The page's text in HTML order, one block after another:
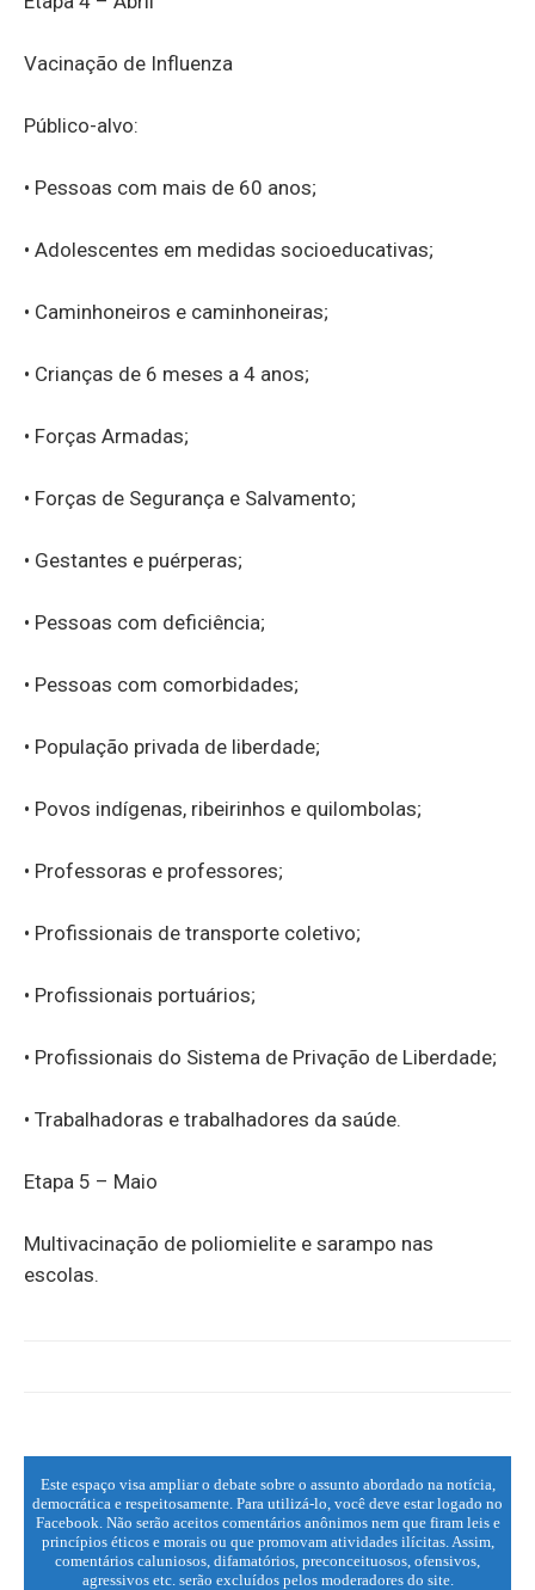
Vacinação de Influenza
Público-alvo:
• Pessoas com mais de 60 anos;
• Adolescentes em medidas socioeducativas;
• Caminhoneiros e caminhoneiras;
• Crianças de 6 meses a 4 anos;
• Forças Armadas;
• Forças de Segurança e Salvamento;
• Gestantes e puérperas;
• Pessoas com deficiência;
• Pessoas com comorbidades;
• População privada de liberdade;
• Povos indígenas, ribeirinhos e quilombolas;
• Professoras e professores;
• Profissionais de transporte coletivo;
• Profissionais portuários;
• Profissionais do Sistema de Privação de Liberdade;
• Trabalhadoras e trabalhadores da saúde.
Etapa 5 – Maio
Multivacinação de poliomielite e sarampo nas
escolas.
Este espaço visa ampliar o debate sobre o assunto abordado na notícia,
democrática e respeitosamente. Para utilizá-lo, você deve estar logado no
Facebook. Não serão aceitos comentários anônimos nem que firam leis e
princípios éticos e morais ou que promovam atividades ilícitas. Assim,
comentários caluniosos, difamatórios, preconceituosos, ofensivos,
agressivos etc. serão excluídos pelos moderadores do site.